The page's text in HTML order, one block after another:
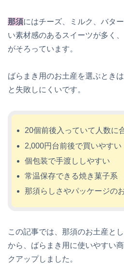
那須にはチーズ、ミルク、バタ
い素材感のあるスイーツが多く
がそろっています。
ばらまき用のお土産を選ぶとき
と失敗しにくいです。
20個前後入っていて人数に
2,000円台前後で買いやすい
個包装で手渡ししやすい
常温保存できる焼き菓子系
那須らしさやパッケージの
この記事では、那須のお土産と
から、ばらまき用に使いやすい
クアップしました。